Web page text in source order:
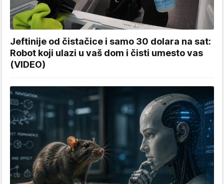
Jeftinije od čistačice i samo 30 dolara na sat:
Robot koji ulazi u vaš dom i čisti umesto vas
(VIDEO)